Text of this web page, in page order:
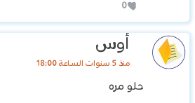
0
أوس
منذ 5 سنوات الساعة 18:00
حلو مره